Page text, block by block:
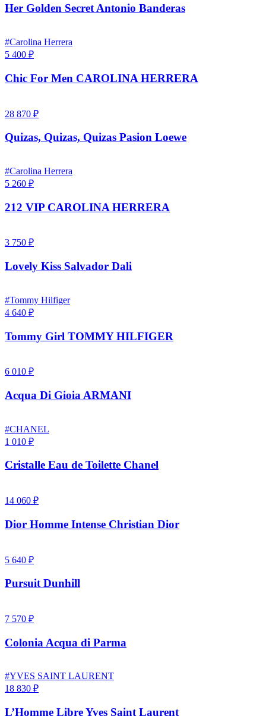
Her Golden Secret Antonio Banderas
#Carolina Herrera
5 400 ₽
Chic For Men CAROLINA HERRERA
28 870 ₽
Quizas, Quizas, Quizas Pasion Loewe
#Carolina Herrera
5 260 ₽
212 VIP CAROLINA HERRERA
3 750 ₽
Lovely Kiss Salvador Dali
#Tommy Hilfiger
4 640 ₽
Tommy Girl TOMMY HILFIGER
6 010 ₽
Acqua Di Gioia ARMANI
#CHANEL
1 010 ₽
Cristalle Eau de Toilette Chanel
14 060 ₽
Dior Homme Intense Christian Dior
5 640 ₽
Pursuit Dunhill
7 570 ₽
Colonia Acqua di Parma
#YVES SAINT LAURENT
18 830 ₽
L’Homme Libre Yves Saint Laurent